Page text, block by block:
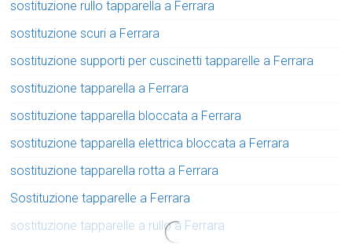
sostituzione rullo tapparella a Ferrara
sostituzione scuri a Ferrara
sostituzione supporti per cuscinetti tapparelle a Ferrara
sostituzione tapparella a Ferrara
sostituzione tapparella bloccata a Ferrara
sostituzione tapparella elettrica bloccata a Ferrara
sostituzione tapparella rotta a Ferrara
Sostituzione tapparelle a Ferrara
sostituzione tapparelle a rullo a Ferrara